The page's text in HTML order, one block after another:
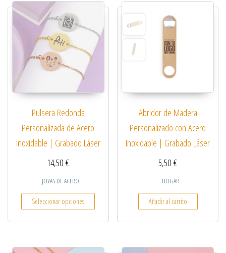
Pulsera Redonda
Personalizada de Acero
Inoxidable | Grabado Láser
14,50€
JOYAS DE ACERO
Seleccionar opciones
Este producto tiene múltiples variantes. Las
Abridor de Madera
Personalizado con Acero
Inoxidable | Grabado Láser
5,50€
HOGAR
Añadir al carrito